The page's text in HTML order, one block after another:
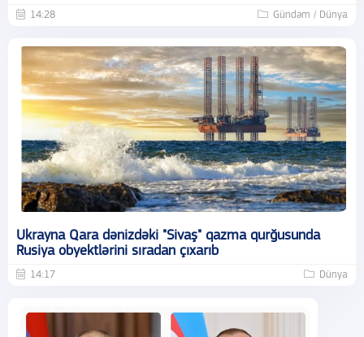
14:28 Gündəm / Dünya
Ukrayna Qara dənizdəki "Sivaş" qazma qurğusunda
Rusiya obyektlərini sıradan çıxarıb
14:17 Dünya